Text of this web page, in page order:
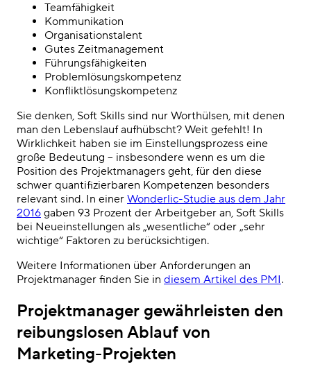
Teamfähigkeit
Kommunikation
Organisationstalent
Gutes Zeitmanagement
Führungsfähigkeiten
Problemlösungskompetenz
Konfliktlösungskompetenz
Sie denken, Soft Skills sind nur Worthülsen, mit denen
man den Lebenslauf aufhübscht? Weit gefehlt! In
Wirklichkeit haben sie im Einstellungsprozess eine
große Bedeutung – insbesondere wenn es um die
Position des Projektmanagers geht, für den diese
schwer quantifizierbaren Kompetenzen besonders
relevant sind. In einer Wonderlic-Studie aus dem Jahr
2016 gaben 93 Prozent der Arbeitgeber an, Soft Skills
bei Neueinstellungen als „wesentliche“ oder „sehr
wichtige“ Faktoren zu berücksichtigen.
Weitere Informationen über Anforderungen an
Projektmanager finden Sie in diesem Artikel des PMI.
Projektmanager gewährleisten den
reibungslosen Ablauf von
Marketing-Projekten